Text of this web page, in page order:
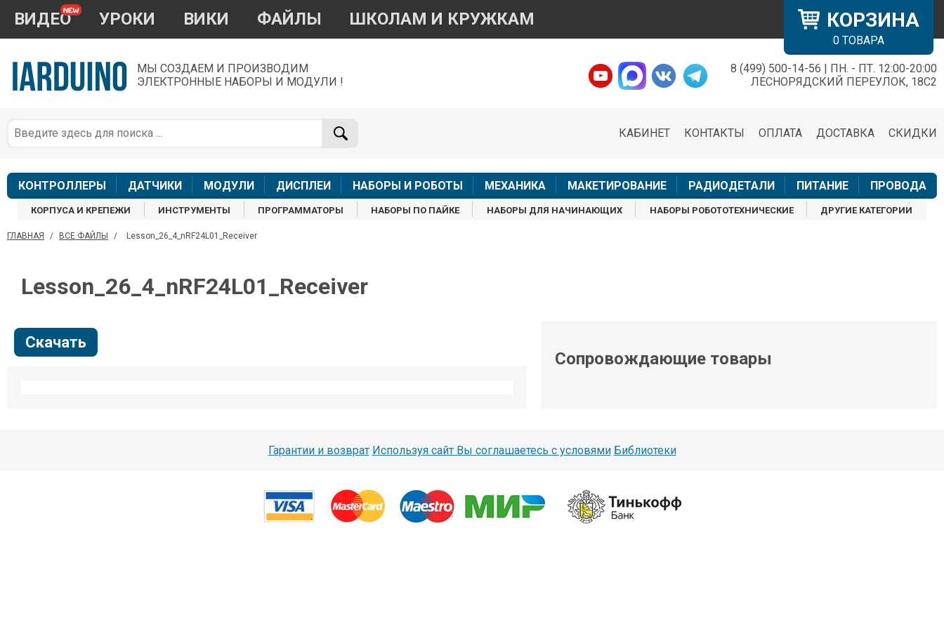
КОРЗИНА
0 ТОВАРА
ВИДЕО УРОКИ ВИКИ ФАЙЛЫ ШКОЛАМ И КРУЖКАМ
МЫ СОЗДАЕМ И ПРОИЗВОДИМ
ЭЛЕКТРОННЫЕ НАБОРЫ И МОДУЛИ !
8 (499) 500-14-56 | ПН. - ПТ. 12:00-20:00
ЛЕСНОРЯДСКИЙ ПЕРЕУЛОК, 18С2
СКИДКИ
ДОСТАВКА
ОПЛАТА
КОНТАКТЫ
КАБИНЕТ
КОНТРОЛЛЕРЫ ДАТЧИКИ МОДУЛИ ДИСПЛЕИ НАБОРЫ И РОБОТЫ МЕХАНИКА МАКЕТИРОВАНИЕ РАДИОДЕТАЛИ ПИТАНИЕ ПРОВОДА
КОРПУСА И КРЕПЕЖИ ИНСТРУМЕНТЫ ПРОГРАММАТОРЫ НАБОРЫ ПО ПАЙКЕ НАБОРЫ ДЛЯ НАЧИНАЮЩИХ НАБОРЫ РОБОТОТЕХНИЧЕСКИЕ ДРУГИЕ КАТЕГОРИИ
ГЛАВНАЯ / ВСЕ ФАЙЛЫ / Lesson_26_4_nRF24L01_Receiver
Lesson_26_4_nRF24L01_Receiver
Скачать
Сопровождающие товары
Гарантии и возврат Используя сайт Вы соглашаетесь с условями Библиотеки
×
По вопросам приобретения товара
+7 968 454 17 38
звонки и аудио сообщения не обслуживаются
Менеджер
shop@iarduino.ru
Менеджер
8 (499) 500-14-56